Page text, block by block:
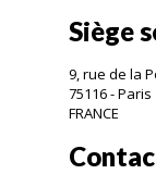
Siège
9, rue de la
75116 - Paris
FRANCE